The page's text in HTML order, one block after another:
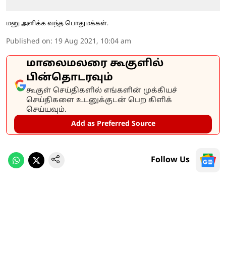
மனு அளிக்க வந்த பொதுமக்கள்.
Published on: 19 Aug 2021, 10:04 am
மாலைமலரை கூகுளில்
பின்தொடரவும்
கூகுள் செய்திகளில் எங்களின் முக்கியச்
செய்திகளை உடனுக்குடன் பெற கிளிக்
செய்யவும்.
Add as Preferred Source
Follow Us